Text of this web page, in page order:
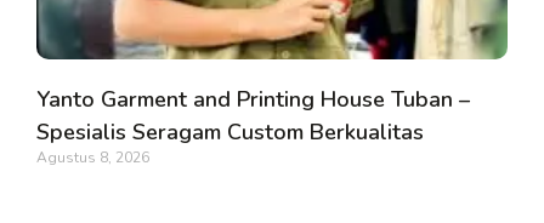
Yanto Garment and Printing House Tuban –
Spesialis Seragam Custom Berkualitas
Agustus 8, 2026